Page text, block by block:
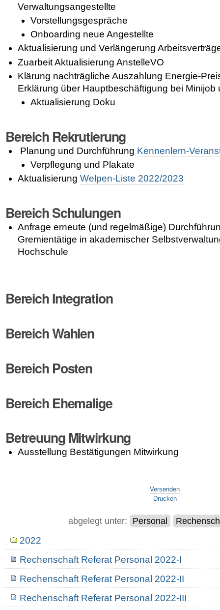
Verwaltungsangestellte
Vorstellungsgespräche
Onboarding neue Angestellte
Aktualisierung und Verlängerung
Zuarbeit Aktualisierung AnstelleVO
Klärung nachträgliche Auszahlung Energie-
Erklärung über Hauptbeschäftigung bei Minijob
Aktualisierung Doku
Bereich Rekrutierung
Planung und Durchführung Kennenlern-
Verpflegung und Plakate
AktualisierungWelpen-Liste 2022/2023
Bereich Schulungen
Anfrage erneute (und regelmäßige)
Gremientätige in akademischer
Hochschule
Bereich Integration
Bereich Wahlen
Bereich Posten
Bereich Ehemalige
Betreuung Mitwirkung
Ausstellung Bestätigungen Mitwirkung
Versenden
Drucken
abgelegt unter: Personal
Navigation
2022
Rechenschaft Referat Personal 2022-I
Rechenschaft Referat Personal 2022-II
Rechenschaft Referat Personal 2022-III